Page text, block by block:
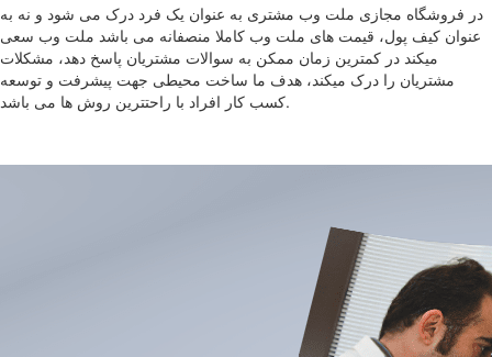
در فروشگاه مجازی ملت وب مشتری به عنوان یک فرد درک می شود و نه به
عنوان کیف پول، قیمت های ملت وب کاملا منصفانه می باشد ملت وب سعی
میکند در کمترین زمان ممکن به سوالات مشتریان پاسخ دهد، مشکلات
مشتریان را درک میکند، هدف ما ساخت محیطی جهت پیشرفت و توسعه
کسب کار افراد با راحتترین روش ها می باشد.